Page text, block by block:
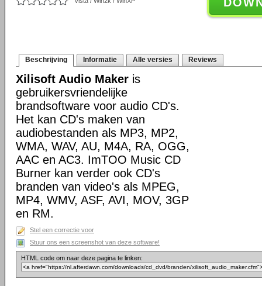
Beschrijving Informatie Alle versies Reviews
Xilisoft Audio Maker is
gebruikersvriendelijke
brandsoftware voor audio CD's.
Het kan CD's maken van
audiobestanden als MP3, MP2,
WMA, WAV, AU, M4A, RA, OGG,
AAC en AC3. ImTOO Music CD
Burner kan verder ook CD's
branden van video's als MPEG,
MP4, WMV, ASF, AVI, MOV, 3GP
en RM.
Stel een correctie voor
Stuur ons een screenshot van deze software!
HTML code om naar deze pagina te linken: